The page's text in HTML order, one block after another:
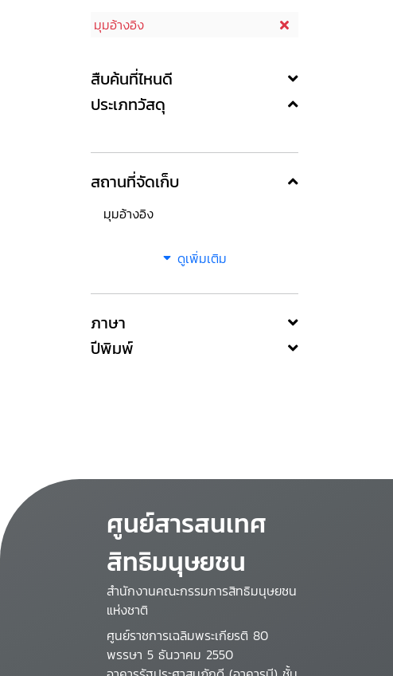
มุมอ้างอิง
สืบค้นที่ไหนดี
ประเภทวัสดุ
สถานที่จัดเก็บ
มุมอ้างอิง
ดูเพิ่มเติม
ภาษา
ปีพิมพ์
ศูนย์สารสนเทศ
สิทธิมนุษยชน
สำนักงานคณะกรรมการสิทธิมนุษยชน
แห่งชาติ
ศูนย์ราชการเฉลิมพระเกียรติ 80
พรรษา 5 ธันวาคม 2550